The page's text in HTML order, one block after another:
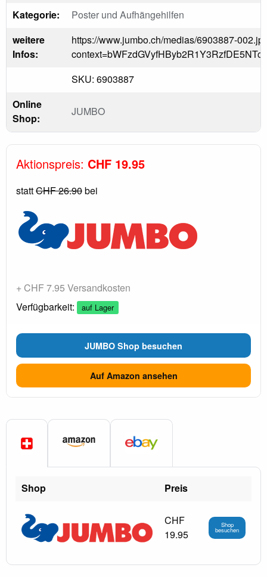
Kategorie:
Poster und Aufhängehilfen
weitere
Infos:
https://www.jumbo.ch/medias/6903887-
SKU: 6903887
Online
Shop:
JUMBO
Aktionspreis: CHF 19.95
stattCHF 26.90bei
+ CHF 7.95 Versandkosten
Verfügbarkeit:
auf Lager
JUMBO Shop besuchen
Auf Amazon ansehen
Shop Preis
CHF
19.95
Shop
besuchen